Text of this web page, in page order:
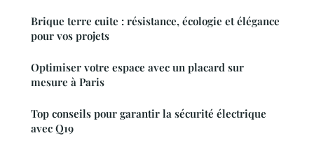
Brique terre cuite : résistance, écologie et élégance
pour vos projets
Optimiser votre espace avec un placard sur
mesure à Paris
Top conseils pour garantir la sécurité électrique
avec Q19